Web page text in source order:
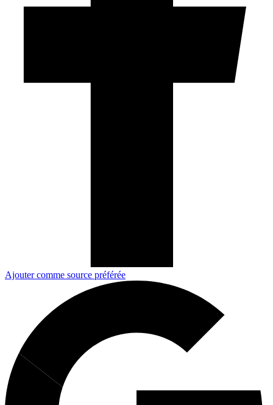
Ajouter comme source préférée